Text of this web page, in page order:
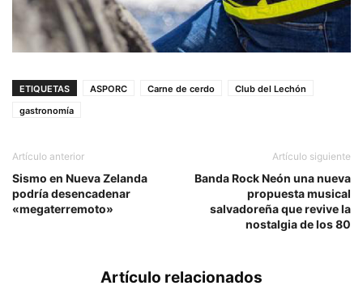
ETIQUETAS ASPORC Carne de cerdo
Club del Lechón
gastronomía
Artículo anterior
Sismo en Nueva Zelanda
podría desencadenar
«megaterremoto»
Artículo siguiente
Banda Rock Neón una nueva
propuesta musical
salvadoreña que revive la
nostalgia de los 80
Artículo relacionados